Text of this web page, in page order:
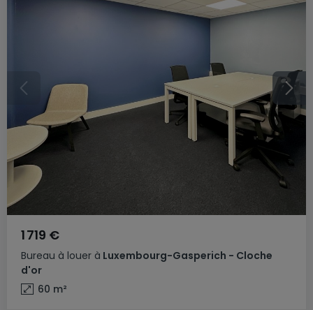
Bureau à louer à Luxembourg-Gasperich - Cloche
d'or
1 719 €
60 m²